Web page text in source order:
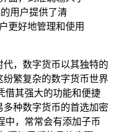
用户提供了清
更好地管理和使用
，数字货币以其独特的
繁复杂的数字货币世界
借其强大的功能和便捷
种数字货币的首选加密
中，常常会有添加子币